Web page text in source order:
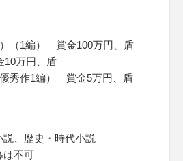
（1編） 賞金100万円、盾
万円、盾
秀作1編） 賞金5万円、盾
、歴史・時代小説
は不可